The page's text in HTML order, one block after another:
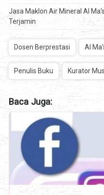
Jasa Maklon Air Mineral Al
Terjamin
Dosen Berprestasi Al
Penulis Buku Kurator
Baca Juga: